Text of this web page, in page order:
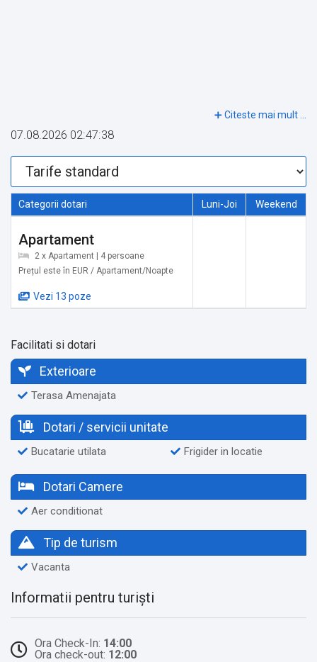
07.08.2026 02:47:38
Categorii dotari Luni-Joi Weekend
Apartament
2 x Apartament | 4 persoane
Prețul este în EUR / Apartament/Noapte
Vezi 13 poze
Facilitati si dotari
Exterioare
Terasa Amenajata
Dotari / servicii unitate
Bucatarie utilata Frigider in locatie
Dotari Camere
Aer conditionat
Tip de turism
Vacanta
Informatii pentru turiști
Ora Check-In: 14:00
Ora check-out: 12:00